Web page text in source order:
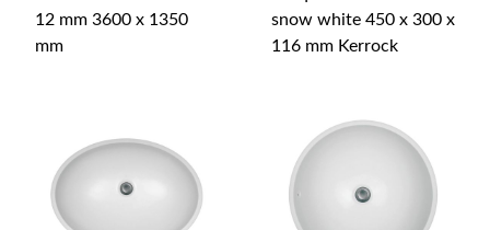
12 mm 3600 x 1350
mm
snow white 450 x 300 x
116 mm Kerrock